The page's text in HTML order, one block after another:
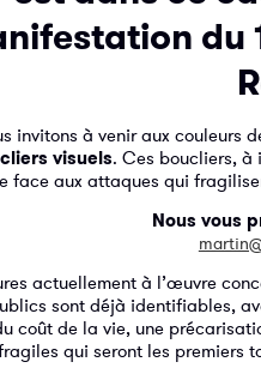
du
invitons à venir aux couleurs
visuels. Ces boucliers, à
face aux attaques qui
Nous vous
actuellement à l’œuvre
sont déjà identifiables,
coût de la vie, une
qui seront les premiers